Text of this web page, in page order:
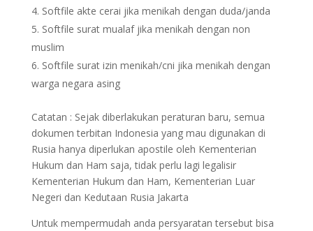
Softfile akte cerai jika menikah dengan duda/janda
Softfile surat mualaf jika menikah dengan non
muslim
Softfile surat izin menikah/cni jika menikah dengan
warga negara asing
Catatan : Sejak diberlakukan peraturan baru, semua
dokumen terbitan Indonesia yang mau digunakan di
Rusia hanya diperlukan apostile oleh Kementerian
Hukum dan Ham saja, tidak perlu lagi legalisir
Kementerian Hukum dan Ham, Kementerian Luar
Negeri dan Kedutaan Rusia Jakarta
Untuk mempermudah anda persyaratan tersebut bisa